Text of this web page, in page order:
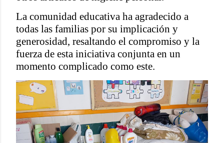
La comunidad educativa ha agradecido a
todas las familias por su implicación y
generosidad, resaltando el compromiso y la
fuerza de esta iniciativa conjunta en un
momento complicado como este.